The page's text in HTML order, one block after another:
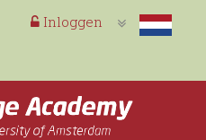
Inloggen